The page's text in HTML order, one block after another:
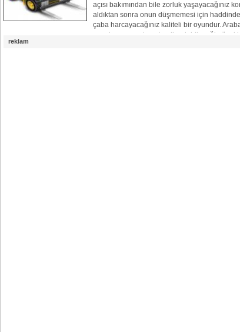
açısı bakımından bile zorluk yaşayacağınız
aldıktan sonra onun düşmemesi için
çaba harcayacağınız kaliteli bir oyundur.
oyunları arayanların tercih edebileceği güzel
reklam